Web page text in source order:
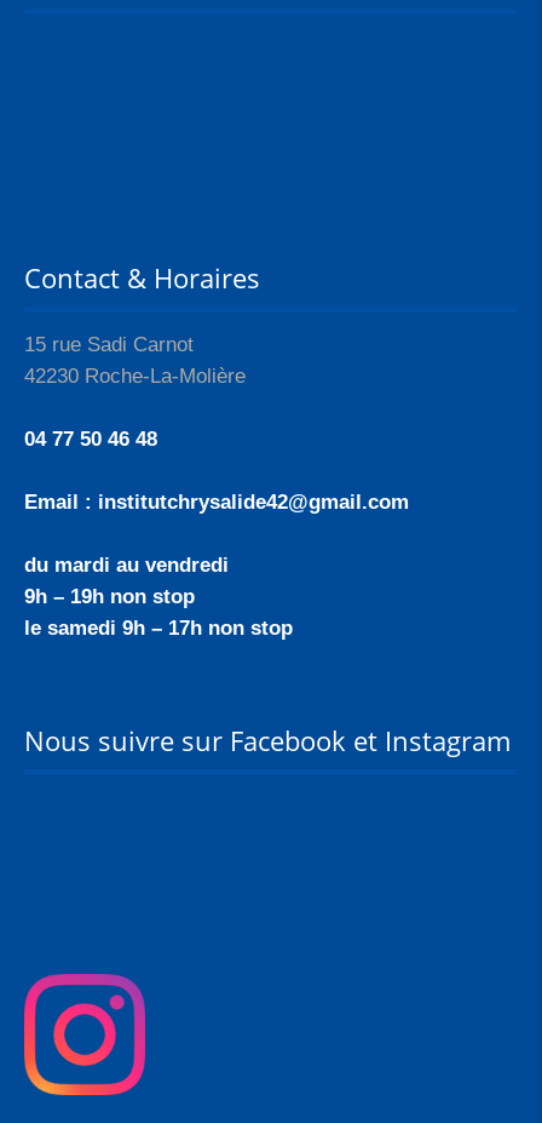
Contact & Horaires
15 rue Sadi Carnot
42230 Roche-La-Molière
04 77 50 46 48
Email : institutchrysalide42@gmail.com
du mardi au vendredi
9h – 19h non stop
le samedi 9h – 17h non stop
Nous suivre sur Facebook et Instagram